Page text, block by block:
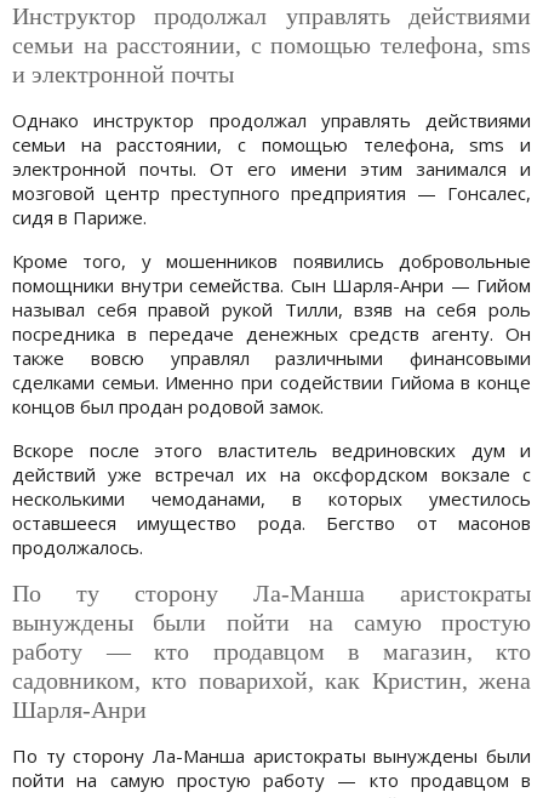
Инструктор продолжал управлять действиями
семьи на расстоянии, с помощью телефона, sms
и электронной почты
Однако инструктор продолжал управлять действиями
семьи на расстоянии, с помощью телефона, sms и
электронной почты. От его имени этим занимался и
мозговой центр преступного предприятия — Гонсалес,
сидя в Париже.
Кроме того, у мошенников появились добровольные
помощники внутри семейства. Сын Шарля-Анри — Гийом
называл себя правой рукой Тилли, взяв на себя роль
посредника в передаче денежных средств агенту. Он
также вовсю управлял различными финансовыми
сделками семьи. Именно при содействии Гийома в конце
концов был продан родовой замок.
Вскоре после этого властитель ведриновских дум и
действий уже встречал их на оксфордском вокзале с
несколькими чемоданами, в которых уместилось
оставшееся имущество рода. Бегство от масонов
продолжалось.
По ту сторону Ла-Манша аристократы
вынуждены были пойти на самую простую
работу — кто продавцом в магазин, кто
садовником, кто поварихой, как Кристин, жена
Шарля-Анри
По ту сторону Ла-Манша аристократы вынуждены были
пойти на самую простую работу — кто продавцом в